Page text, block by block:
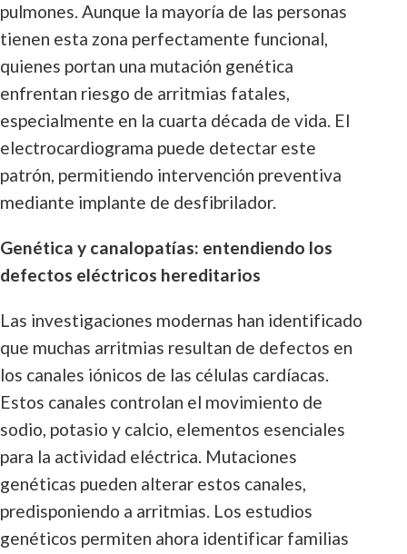
pulmones. Aunque la mayoría de las personas
tienen esta zona perfectamente funcional,
quienes portan una mutación genética
enfrentan riesgo de arritmias fatales,
especialmente en la cuarta década de vida. El
electrocardiograma puede detectar este
patrón, permitiendo intervención preventiva
mediante implante de desfibrilador.
Genética y canalopatías: entendiendo los
defectos eléctricos hereditarios
Las investigaciones modernas han identificado
que muchas arritmias resultan de defectos en
los canales iónicos de las células cardíacas.
Estos canales controlan el movimiento de
sodio, potasio y calcio, elementos esenciales
para la actividad eléctrica. Mutaciones
genéticas pueden alterar estos canales,
predisponiendo a arritmias. Los estudios
genéticos permiten ahora identificar familias